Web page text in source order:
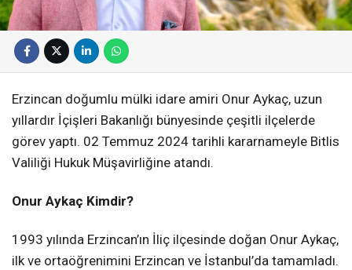
Erzincan doğumlu mülki idare amiri Onur Aykaç, uzun
yıllardır İçişleri Bakanlığı bünyesinde çeşitli ilçelerde
görev yaptı. 02 Temmuz 2024 tarihli kararnameyle Bitlis
Valiliği Hukuk Müşavirliğine atandı.
Onur Aykaç Kimdir?
1993 yılında Erzincan’ın İliç ilçesinde doğan Onur Aykaç,
ilk ve ortaöğrenimini Erzincan ve İstanbul’da tamamladı.